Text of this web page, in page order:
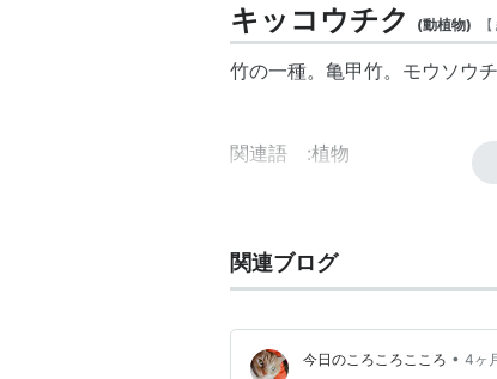
キッコウチク (動植物) 【
竹の一種。亀甲竹。 モウソウ
関連語 :植物
関連ブログ
今日のころころこころ • 4ヶ